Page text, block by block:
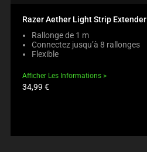
Razer Aether Light Strip Extender
Rallonge de 1 m
Connectez jusqu’à 8 rallonges
Flexible
Afficher Les Informations
Prix
34,99 €